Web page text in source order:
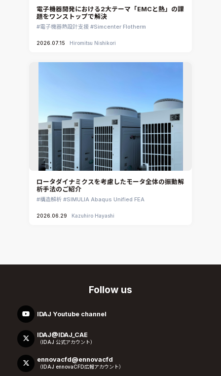
電子機器開発における2大テーマ「EMCと熱」の課
題をワンストップで解決
電子機器熱設計支援 Simcenter Flotherm
2026.07.15 Hiromitsu Nishikori
ロータダイナミクスを考慮したモータ全体の振動解
析手法のご紹介
構造解析 SIMULIA Abaqus Unified FEA
2026.06.29 Kazuhiro Hayashi
Follow us
IDAJ Youtube channel
IDAJ@IDAJ_CAE
（IDAJ 公式アカウント）
ennovacfd@ennovacfd
（IDAJ ennovaCFD広報アカウント）